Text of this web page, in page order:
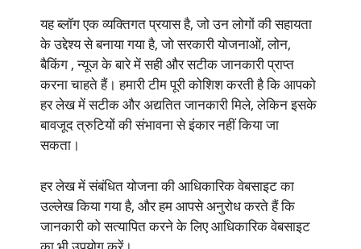
यह ब्लॉग एक व्यक्तिगत प्रयास है, जो उन लोगों की सहायता
के उद्देश्य से बनाया गया है, जो सरकारी योजनाओं, लोन,
बैकिंग , न्यूज के बारे में सही और सटीक जानकारी प्राप्त
करना चाहते हैं। हमारी टीम पूरी कोशिश करती है कि आपको
हर लेख में सटीक और अद्यतित जानकारी मिले, लेकिन इसके
बावजूद त्रुटियों की संभावना से इंकार नहीं किया जा
सकता।
हर लेख में संबंधित योजना की आधिकारिक वेबसाइट का
उल्लेख किया गया है, और हम आपसे अनुरोध करते हैं कि
जानकारी को सत्यापित करने के लिए आधिकारिक वेबसाइट